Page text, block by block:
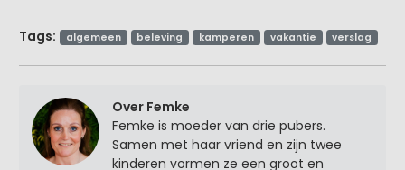
Tags: algemeen beleving kamperen vakantie verslag
Over Femke
Femke is moeder van drie pubers.
Samen met haar vriend en zijn twee
kinderen vormen ze een groot en